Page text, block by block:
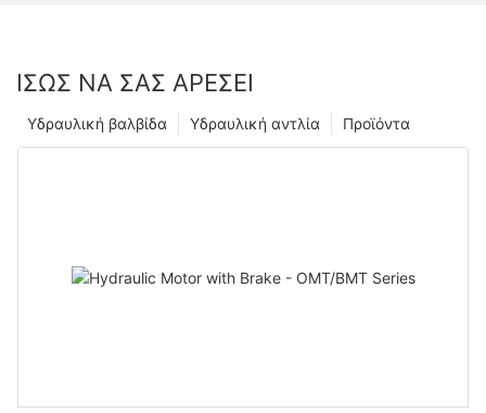
ΊΣΩΣ ΝΑ ΣΑΣ ΑΡΈΣΕΙ
Προϊόντα
Υδραυλική αντλία
Υδραυλική βαλβίδα